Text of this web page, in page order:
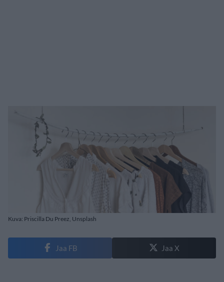
Kuva: Priscilla Du Preez, Unsplash
Jaa FB Jaa X